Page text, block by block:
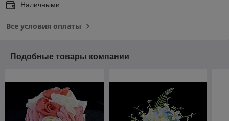
Наличными
Все условия оплаты
Подобные товары компании